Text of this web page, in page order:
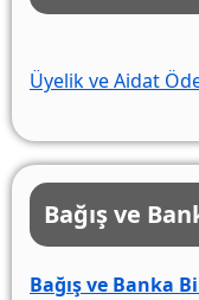
Üyelik ve Aidat
Bağış ve
Bağış ve Banka